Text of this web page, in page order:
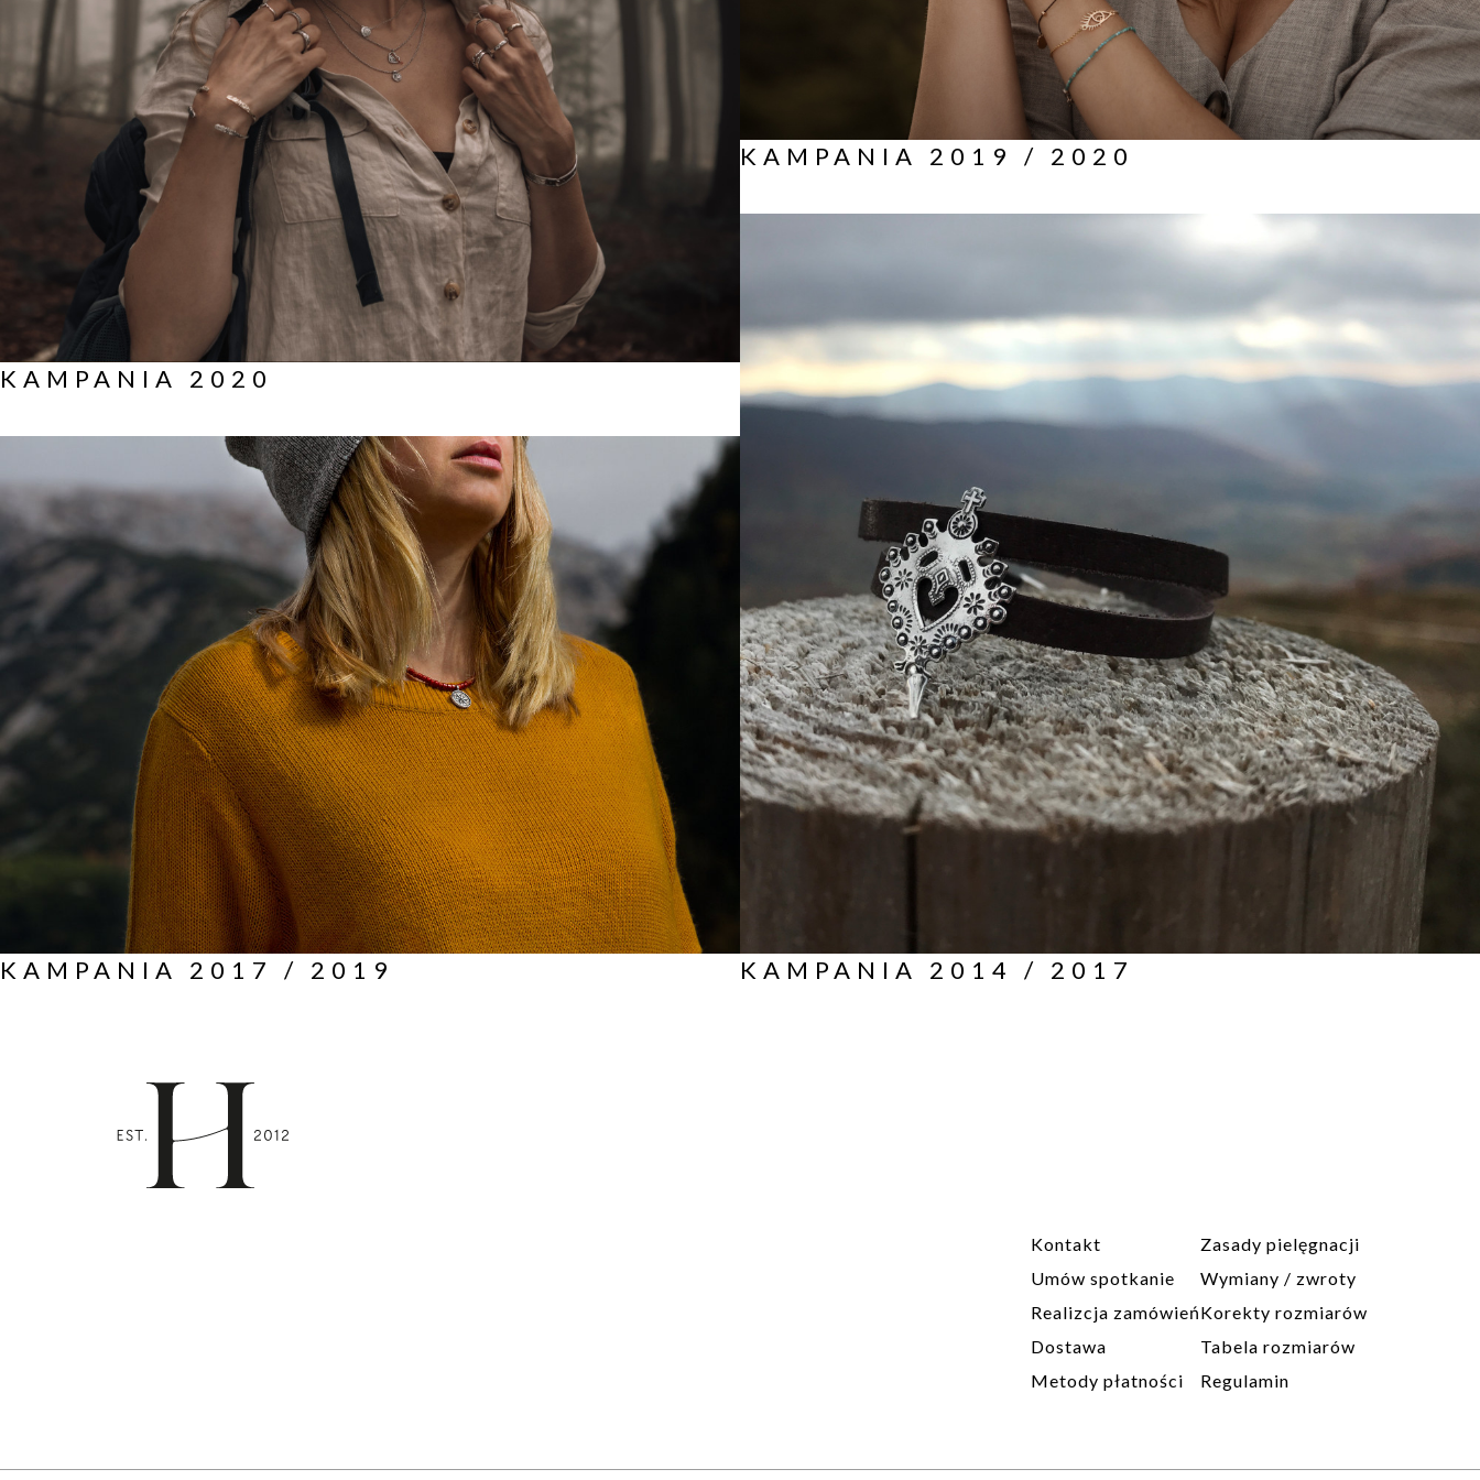
KAMPANIA 2020
KAMPANIA 2017 / 2019
KAMPANIA 2019 / 2020
KAMPANIA 2014 / 2017
Kontakt
Umów spotkanie
Realizcja zamówień
Dostawa
Metody płatności
Zasady pielęgnacji
Wymiany / zwroty
Korekty rozmiarów
Tabela rozmiarów
Regulamin